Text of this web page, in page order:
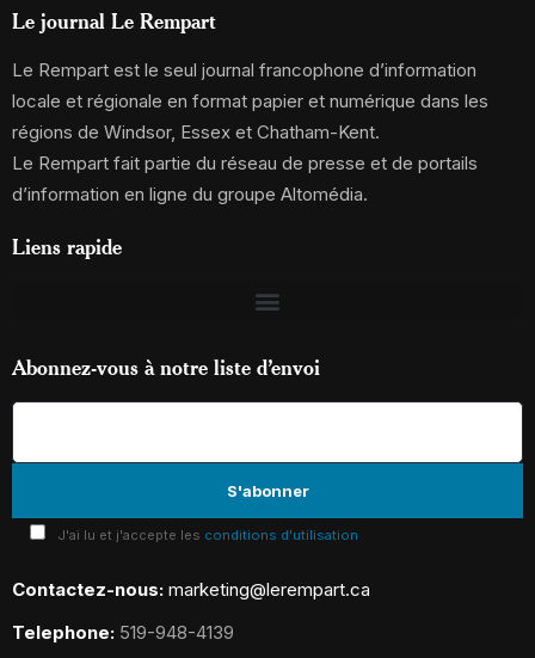
Le journal Le Rempart
Le Rempart est le seul journal francophone d’information
locale et régionale en format papier et numérique dans les
régions de Windsor, Essex et Chatham-Kent.
Le Rempart fait partie du réseau de presse et de portails
d’information en ligne du groupe Altomédia.
Liens rapide
Abonnez-vous à notre liste d’envoi
J'ai lu et j'accepte les conditions d'utilisation
Contactez-nous: marketing@lerempart.ca
Telephone: 519-948-4139